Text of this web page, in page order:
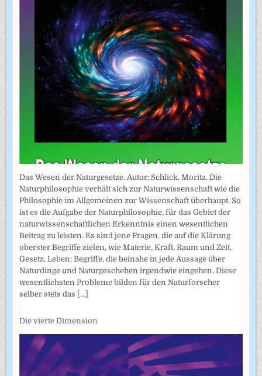
Das Wesen der Naturgesetze. Autor: Schlick, Moritz. Die
Naturphilosophie verhält sich zur Naturwissenschaft wie die
Philosophie im Allgemeinen zur Wissenschaft überhaupt. So
ist es die Aufgabe der Naturphilosophie, für das Gebiet der
naturwissenschaftlichen Erkenntnis einen wesentlichen
Beitrag zu leisten. Es sind jene Fragen, die auf die Klärung
oberster Begriffe zielen, wie Materie, Kraft, Raum und Zeit,
Gesetz, Leben: Begriffe, die beinahe in jede Aussage über
Naturdinge und Naturgeschehen irgendwie eingehen. Diese
wesentlichsten Probleme bilden für den Naturforscher
selber stets das [...]
Die vierte Dimension